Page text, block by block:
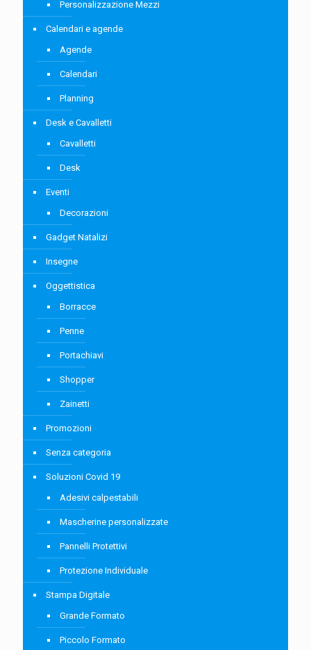
Personalizzazione Mezzi
Calendari e agende
Agende
Calendari
Planning
Desk e Cavalletti
Cavalletti
Desk
Eventi
Decorazioni
Gadget Natalizi
Insegne
Oggettistica
Borracce
Penne
Portachiavi
Shopper
Zainetti
Promozioni
Senza categoria
Soluzioni Covid 19
Adesivi calpestabili
Mascherine personalizzate
Pannelli Protettivi
Protezione Individuale
Stampa Digitale
Grande Formato
Piccolo Formato